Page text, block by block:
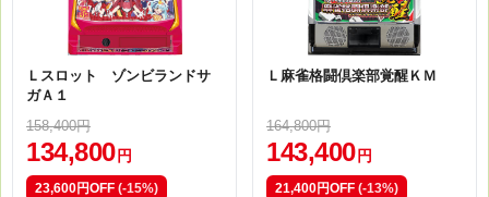
Ｌスロット ゾンビランドサ
ガＡ１
158,400円
134,800円
23,600円OFF (-15%)
Ｌ麻雀格闘倶楽部覚醒ＫＭ
164,800円
143,400円
21,400円OFF (-13%)